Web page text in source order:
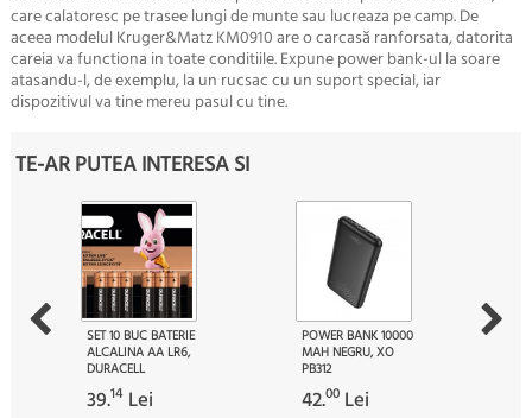
care calatoresc pe trasee lungi de munte sau lucreaza pe camp. De
aceea modelul Kruger&Matz KM0910 are o carcasă ranforsata, datorita
careia va functiona in toate conditiile. Expune power bank-ul la soare
atasandu-l, de exemplu, la un rucsac cu un suport special, iar
dispozitivul va tine mereu pasul cu tine.
TE-AR PUTEA INTERESA SI
SET 10 BUC BATERIE
ALCALINA AA LR6,
DURACELL
39.14 Lei
POWER BANK 10000
MAH NEGRU, XO
PB312
42.00 Lei